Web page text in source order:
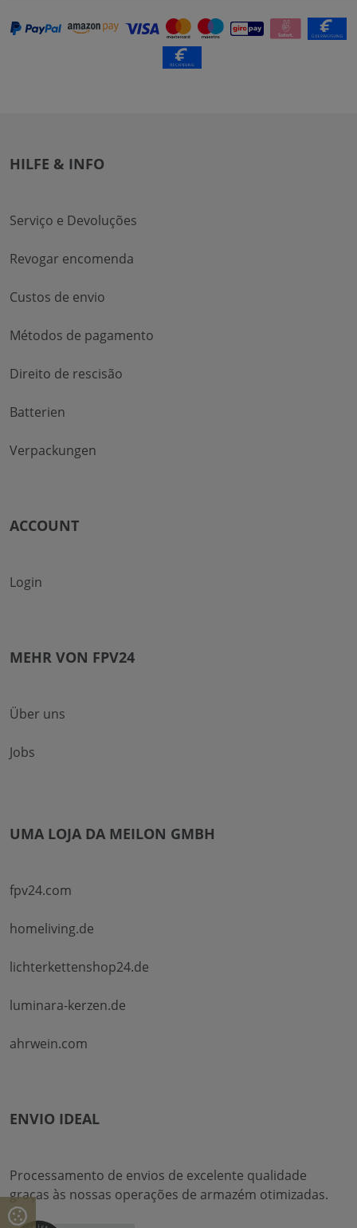
HILFE & INFO
Serviço e Devoluções
Revogar encomenda
Custos de envio
Métodos de pagamento
Direito de rescisão
Batterien
Verpackungen
ACCOUNT
Login
MEHR VON FPV24
Über uns
Jobs
UMA LOJA DA MEILON GMBH
fpv24.com
homeliving.de
lichterkettenshop24.de
luminara-kerzen.de
ahrwein.com
ENVIO IDEAL
Processamento de envios de excelente qualidade
graças às nossas operações de armazém otimizadas.